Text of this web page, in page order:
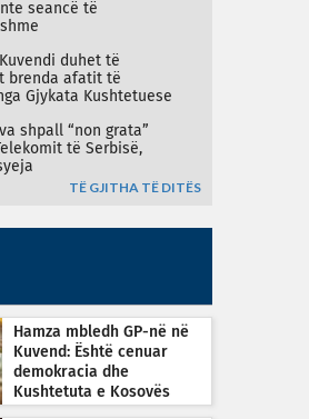
seancë të
duhet të
brenda afatit të
Gjykata Kushtetuese
shpall “non grata”
të Serbisë,
TË GJITHA TË DITËS
Hamza mbledh GP-në në
Kuvend: Është cenuar
demokracia dhe
Kushtetuta e Kosovës